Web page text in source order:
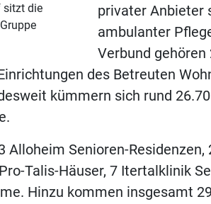
sitzt die
privater Anbieter
ambulanter
Verbund gehören
des Betreuten
kümmern sich rund
Senioren-Residenzen,
Talis-Häuser, 7 Itertalklinik
Hinzu kommen insgesamt